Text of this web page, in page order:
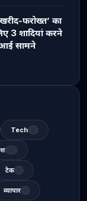
फरोख्त’ का
3 शादियां करने
आई सामने
Tech
टेक
व्यापार